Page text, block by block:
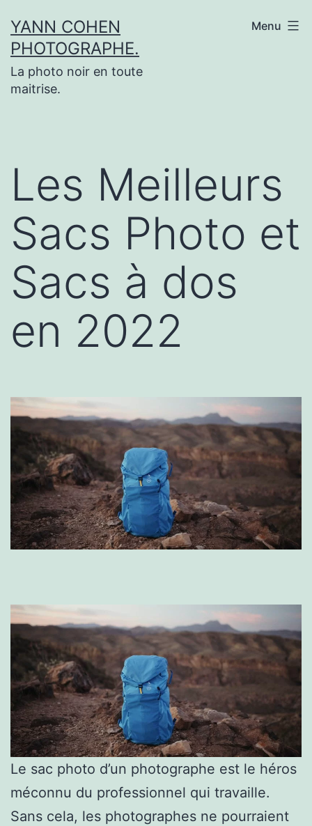
au
contenu
YANN COHEN
PHOTOGRAPHE.
La photo noir en toute
maitrise.
Menu
Les Meilleurs
Sacs Photo et
Sacs à dos
en 2022
Le sac photo d’un photographe est le héros
méconnu du professionnel qui travaille.
Sans cela, les photographes ne pourraient